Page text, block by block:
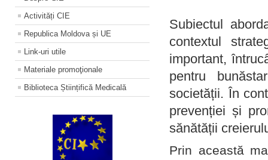
Activități CIE
Republica Moldova și UE
Link-uri utile
Materiale promoţionale
Biblioteca Științifică Medicală
Subiectul
contextul
important,
pentru
societății. În
prevenției și
sănătății
Prin această